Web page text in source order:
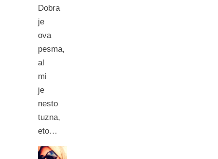
Dobra
je
ova
pesma,
al
mi
je
nesto
tuzna,
eto…